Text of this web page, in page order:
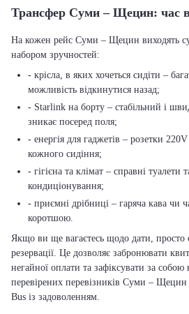
Трансфер Суми – Щецин: час в
На кожен рейс Суми – Щецин виходять
набором зручностей:
- крісла, в яких хочеться сидіти –
можливість відкинутися назад;
- Starlink на борту – стабільний і
зникає посеред поля;
- енергія для гаджетів – розетки
кожного сидіння;
- гігієна та клімат – справні туалети
кондиціонування;
- приємні дрібниці – гаряча кава чи
коротшою.
Якщо ви ще вагаєтесь щодо дати, просто
резервації. Це дозволяє забронювати
негайної оплати та зафіксувати за
перевірених перевізників Суми –
Bus із задоволенням.